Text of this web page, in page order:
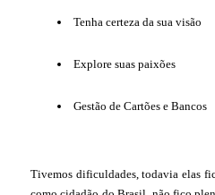
Tenha certeza da sua visão
Explore suas paixões
Gestão de Cartões e Bancos
Tivemos dificuldades, todavia elas